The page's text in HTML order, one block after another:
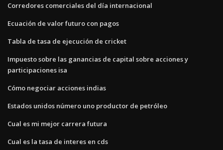
Corredores comerciales del día internacional
Ecuación de valor futuro con pagos
Tabla de tasa de ejecución de cricket
Impuesto sobre las ganancias de capital sobre acciones y
participaciones isa
Cómo negociar acciones indias
Estados unidos número uno productor de petróleo
Cual es mi mejor carrera futura
Cual es la tasa de interes en cds